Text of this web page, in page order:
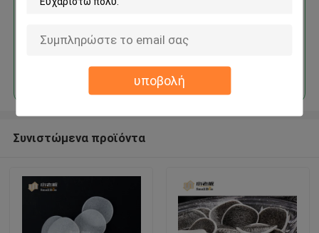
υποβολή
Πολυμερές υλικό SBR
Να συνεχίσει
Συνιστώμενα προϊόντα